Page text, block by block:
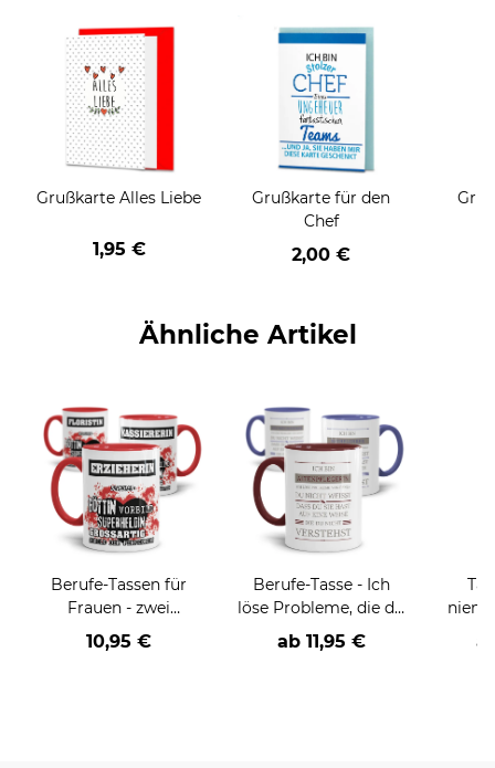
Grußkarte Alles Liebe
1,95 €
Grußkarte für den
Chef
2,00 €
Ähnliche Artikel
Berufe-Tassen für
Frauen - zwei
Farbvarianten
10,95 €
Berufe-Tasse - Ich
löse Probleme, die du
nicht verstehst -
verschiedene Berufe
ab 11,95 €